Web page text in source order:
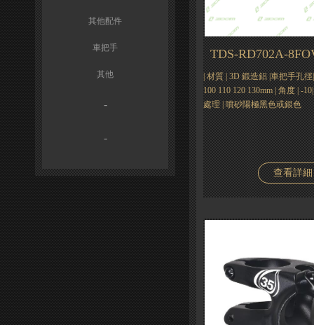
其他配件
車把手
其他
-
-
TDS-RD702A-
| 材質 | 3D 鍛造鋁 |車把手孔
100 110 120 130mm | 角度 | -
處理 | 噴砂陽極黑色或銀色
查看詳細